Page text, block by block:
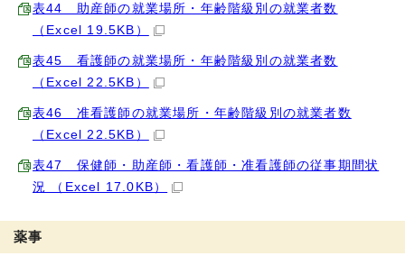
表44 助産師の就業場所・年齢階級別の就業者数
（Excel 19.5KB）
表45 看護師の就業場所・年齢階級別の就業者数
（Excel 22.5KB）
表46 准看護師の就業場所・年齢階級別の就業者数
（Excel 22.5KB）
表47 保健師・助産師・看護師・准看護師の従事期間状
況 （Excel 17.0KB）
薬事